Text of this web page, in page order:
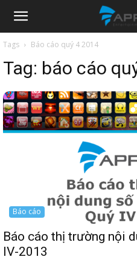
Appota
News
Tags Báo cáo quý 4 2014
Tag: báo cáo
Báo cáo
Báo cáo thị trường nội
IV-2013